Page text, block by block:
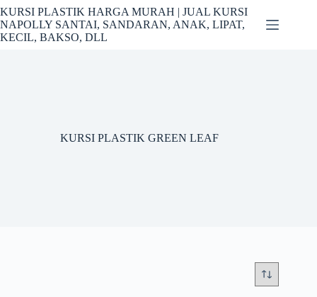
Skip
to
content
KURSI PLASTIK HARGA MURAH | JUAL KURSI
NAPOLLY SANTAI, SANDARAN, ANAK, LIPAT,
KECIL, BAKSO, DLL
KURSI PLASTIK GREEN LEAF